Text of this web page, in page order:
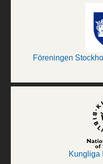
Föreningen
Kungliga